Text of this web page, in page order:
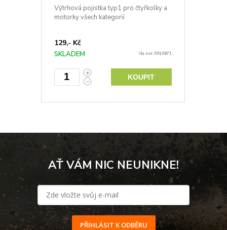
Výtrhová pojistka typ1 pro čtyřkolky a
motorky všech kategorií
129,- Kč
SKLADEM Obj. kód: 5010871
KOUPIT
AŤ VÁM NIC NEUNIKNE!
PŘIHLÁSIT K ODBĚRU